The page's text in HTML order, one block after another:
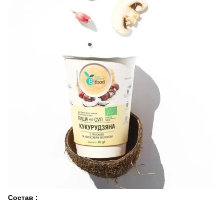
Состав :